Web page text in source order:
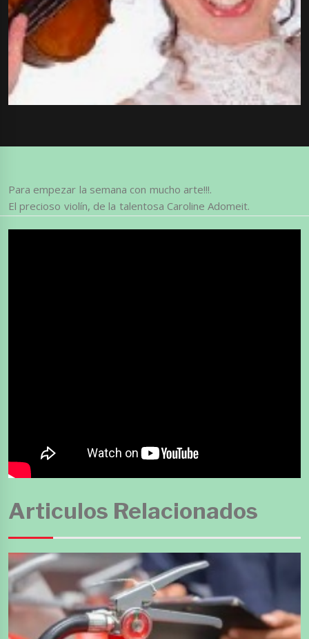
Para empezar la semana con mucho arte!!!.
El precioso violín, de la talentosa Caroline Adomeit.
Articulos Relacionados